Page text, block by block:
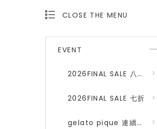
CLOSE THE MENU
EVENT
2026FINAL SALE 八折 (gelato pique、SNIDEL HOME)
2026FINAL SALE 七折
gelato pique 連續品番八折